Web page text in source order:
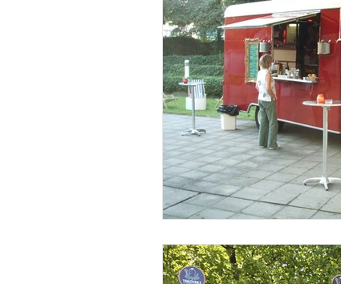
Indische Küche Kaffee
Smoothies Spätzle